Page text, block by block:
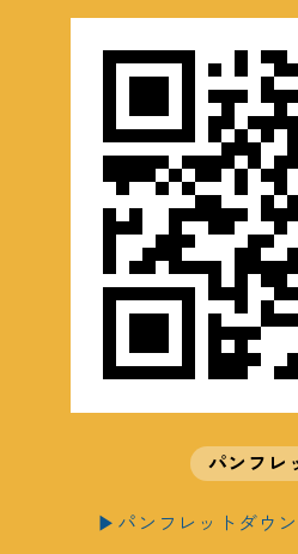
パンフレ
▶パンフレットダウ